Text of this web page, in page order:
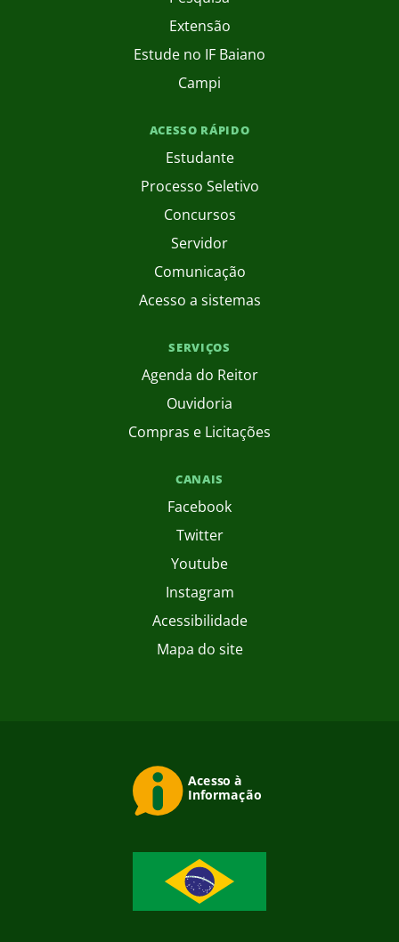
Extensão
Estude no IF Baiano
Campi
ACESSO RÁPIDO
Estudante
Processo Seletivo
Concursos
Servidor
Comunicação
Acesso a sistemas
SERVIÇOS
Agenda do Reitor
Ouvidoria
Compras e Licitações
CANAIS
Facebook
Twitter
Youtube
Instagram
Acessibilidade
Mapa do site